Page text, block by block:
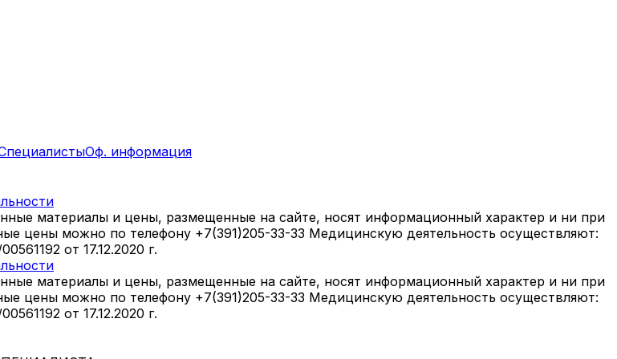
Оф. информация
материалы и цены, размещенные на сайте, носят информационный характер и ни при
цены можно по телефону +7(391)205-33-33 Медицинскую деятельность осуществляют:
от 17.12.2020 г.
материалы и цены, размещенные на сайте, носят информационный характер и ни при
цены можно по телефону +7(391)205-33-33 Медицинскую деятельность осуществляют:
от 17.12.2020 г.